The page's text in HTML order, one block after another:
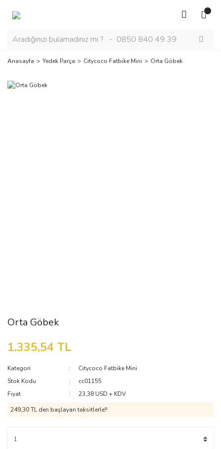
Anasayfa Yedek Parça Citycoco Fatbike Mini Orta Göbek
Orta Göbek
1.335,54 TL
Kategori
Citycoco Fatbike Mini
Stok Kodu
cc01155
Fiyat
23,38 USD + KDV
249,30 TL den başlayan taksitlerle!!